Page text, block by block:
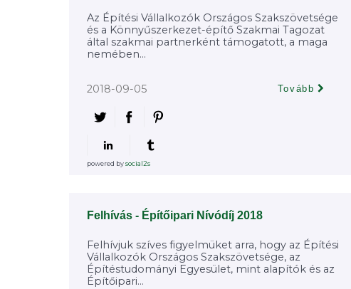
Az Építési Vállalkozók Országos Szakszövetsége
és a Könnyűszerkezet-építő Szakmai Tagozat
által szakmai partnerként támogatott, a maga
nemében...
2018-09-05 Tovább
powered bysocial2s
Felhívás - Építőipari Nívódíj 2018
Felhívjuk szíves figyelmüket arra, hogy az Építési
Vállalkozók Országos Szakszövetsége, az
Építéstudományi Egyesület, mint alapítók és az
Építőipari...